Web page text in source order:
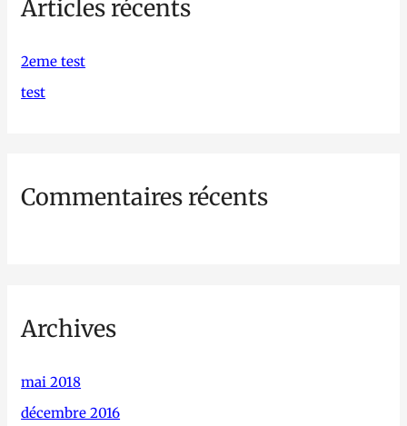
e
c
h
:
Articles récents
2eme test
test
Commentaires récents
Archives
mai 2018
décembre 2016